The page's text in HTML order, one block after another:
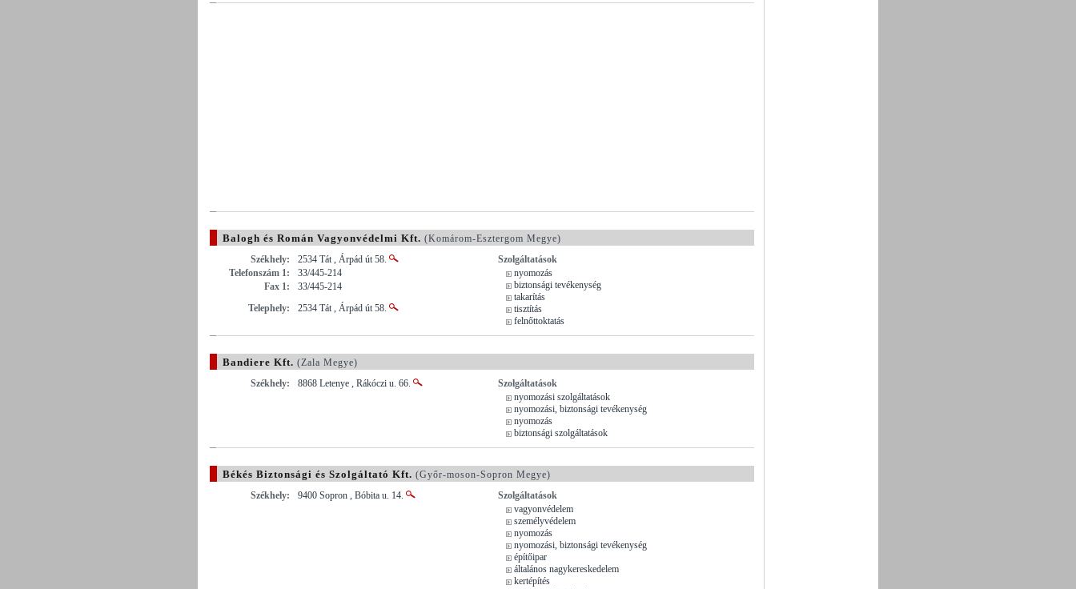
Balogh és Román Vagyonvédelmi Kft. (Komárom-Esztergom Megye)
Székhely:
2534 Tát , Árpád út 58.
Telefonszám 1:
33/445-214
Fax 1:
33/445-214
Telephely:
2534 Tát , Árpád út 58.
Szolgáltatások
nyomozás
biztonsági tevékenység
takarítás
tisztítás
felnőttoktatás
Bandiere Kft. (Zala Megye)
Székhely:
8868 Letenye , Rákóczi u. 66.
Szolgáltatások
nyomozási szolgáltatások
nyomozási, biztonsági tevékenység
nyomozás
biztonsági szolgáltatások
Békés Biztonsági és Szolgáltató Kft. (Győr-moson-Sopron Megye)
Székhely:
9400 Sopron , Bóbita u. 14.
Szolgáltatások
vagyonvédelem
személyvédelem
nyomozás
nyomozási, biztonsági tevékenység
építőipar
általános nagykereskedelem
kertépítés